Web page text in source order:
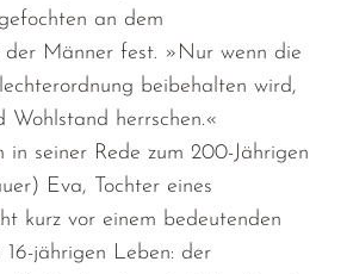
an dem
der Männer fest. »Nur wenn die
beibehalten wird,
Wohlstand herrschen.«
in seiner Rede zum 200-Jährigen
Eva, Tochter eines
kurz vor einem bedeutenden
16-jährigen Leben: der